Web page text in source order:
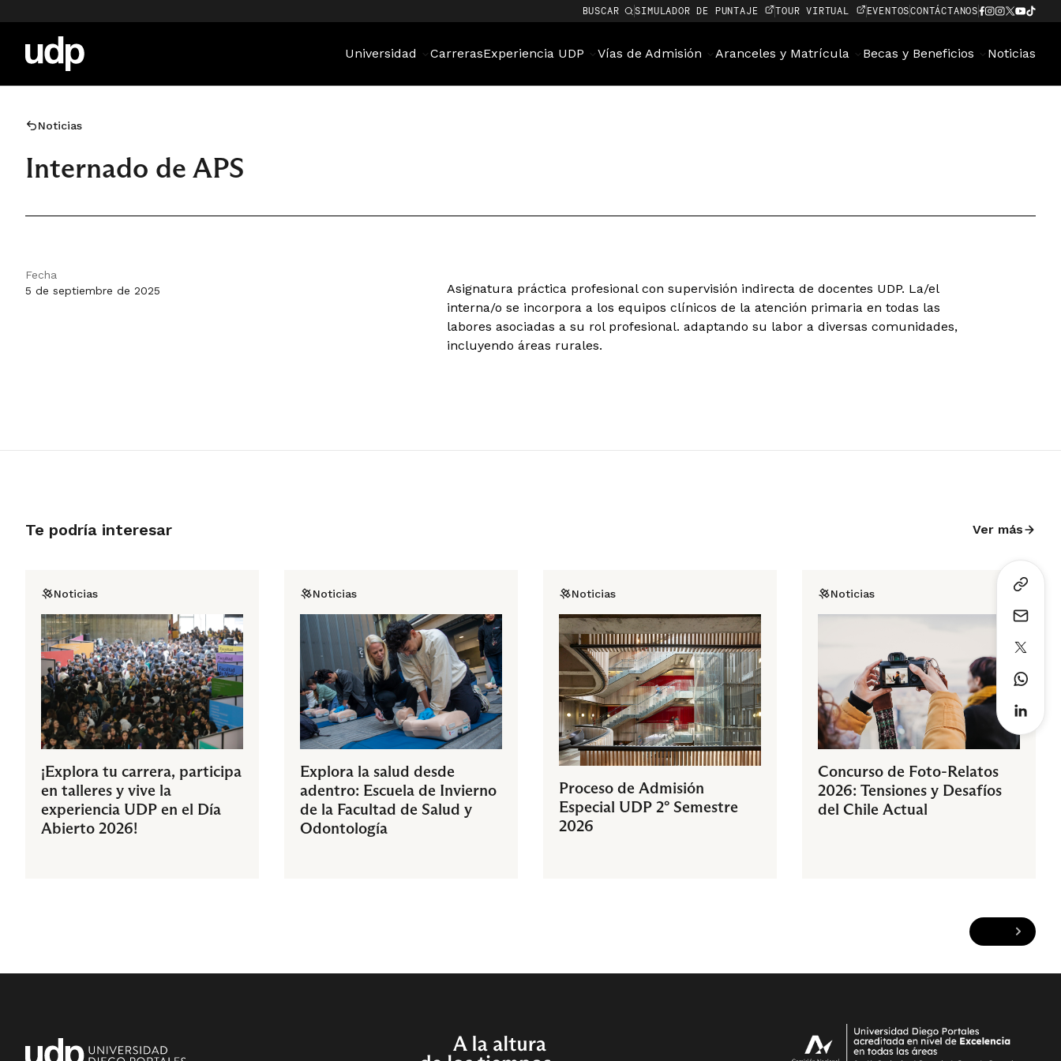
BUSCAR SIMULADOR DE PUNTAJE TOUR VIRTUAL EVENTOSCONTÁCTANOS
Universidad CarrerasExperiencia UDP Vías de Admisión Aranceles y Matrícula Becas y Beneficios Noticias
Noticias
Internado de APS
Fecha
5 de septiembre de 2025
Asignatura práctica profesional con supervisión indirecta de docentes UDP. La/el
interna/o se incorpora a los equipos clínicos de la atención primaria en todas las
labores asociadas a su rol profesional. adaptando su labor a diversas comunidades,
incluyendo áreas rurales.
Te podría interesar Ver más
Noticias
¡Explora tu carrera, participa
en talleres y vive la
experiencia UDP en el Día
Abierto 2026!
Noticias
Explora la salud desde
adentro: Escuela de Invierno
de la Facultad de Salud y
Odontología
Noticias
Proceso de Admisión
Especial UDP 2° Semestre
2026
Noticias
Concurso de Foto-Relatos
2026: Tensiones y Desafíos
del Chile Actual